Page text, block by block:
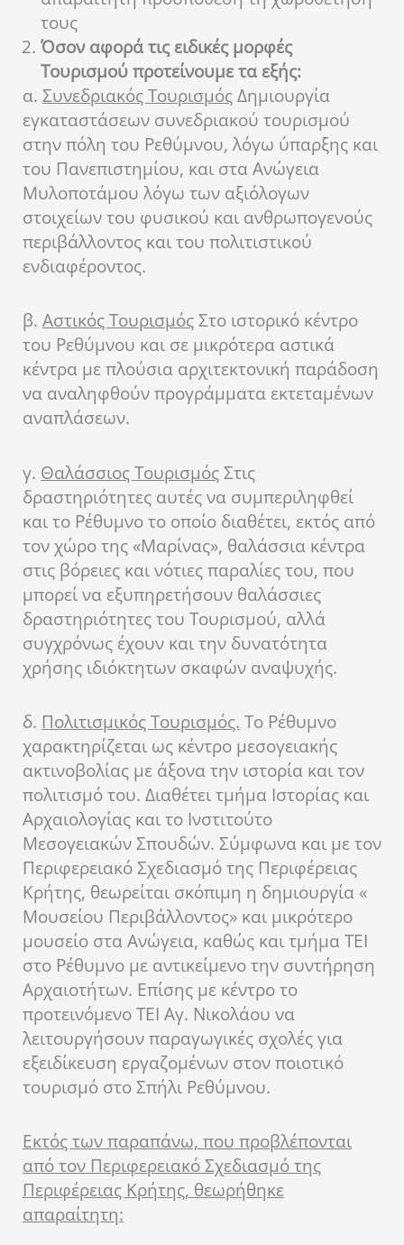
τους
Όσον αφορά τις ειδικές μορφές
Τουρισμού προτείνουμε τα εξής:
α. Συνεδριακός ΤουρισμόςΔημιουργία
εγκαταστάσεων συνεδριακού τουρισμού
στην πόλη του Ρεθύμνου, λόγω ύπαρξης και
του Πανεπιστημίου, και στα Ανώγεια
Μυλοποτάμου λόγω των αξιόλογων
στοιχείων του φυσικού και ανθρωπογενούς
περιβάλλοντος και του πολιτιστικού
ενδιαφέροντος.
β. Αστικός ΤουρισμόςΣτο ιστορικό κέντρο
του Ρεθύμνου και σε μικρότερα αστικά
κέντρα με πλούσια αρχιτεκτονική παράδοση
να αναληφθούν προγράμματα εκτεταμένων
αναπλάσεων.
γ. Θαλάσσιος ΤουρισμόςΣτις
δραστηριότητες αυτές να συμπεριληφθεί
και το Ρέθυμνο το οποίο διαθέτει, εκτός από
τον χώρο της «Μαρίνας», θαλάσσια κέντρα
στις βόρειες και νότιες παραλίες του, που
μπορεί να εξυπηρετήσουν θαλάσσιες
δραστηριότητες του Τουρισμού, αλλά
συγχρόνως έχουν και την δυνατότητα
χρήσης ιδιόκτητων σκαφών αναψυχής.
δ. Πολιτισμικός Τουρισμός. Το Ρέθυμνο
χαρακτηρίζεται ως κέντρο μεσογειακής
ακτινοβολίας με άξονα την ιστορία και τον
πολιτισμό του. Διαθέτει τμήμα Ιστορίας και
Αρχαιολογίας και το Ινστιτούτο
Μεσογειακών Σπουδών. Σύμφωνα και με τον
Περιφερειακό Σχεδιασμό της Περιφέρειας
Κρήτης, θεωρείται σκόπιμη η δημιουργία «
Μουσείου Περιβάλλοντος» και μικρότερο
μουσείο στα Ανώγεια, καθώς και τμήμα ΤΕΙ
στο Ρέθυμνο με αντικείμενο την συντήρηση
Αρχαιοτήτων. Επίσης με κέντρο το
προτεινόμενο ΤΕΙ Αγ. Νικολάου να
λειτουργήσουν παραγωγικές σχολές για
εξειδίκευση εργαζομένων στον ποιοτικό
τουρισμό στο Σπήλι Ρεθύμνου.
Εκτός των παραπάνω, που προβλέπονται
από τον Περιφερειακό Σχεδιασμό της
Περιφέρειας Κρήτης, θεωρήθηκε
απαραίτητη: